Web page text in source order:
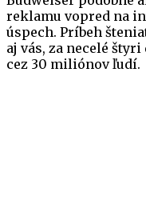
reklamu vopred na
úspech. Príbeh
aj vás, za necelé
cez 30 miliónov ľudí.